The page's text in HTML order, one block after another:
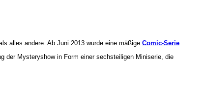
alles andere. Ab Juni 2013 wurde eine mäßige Comic-Serie
der Mysteryshow in Form einer sechsteiligen Miniserie, die